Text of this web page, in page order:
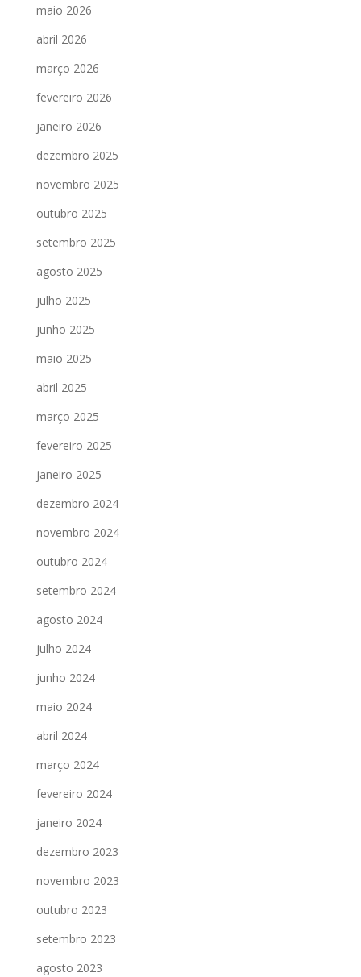
maio 2026
abril 2026
março 2026
fevereiro 2026
janeiro 2026
dezembro 2025
novembro 2025
outubro 2025
setembro 2025
agosto 2025
julho 2025
junho 2025
maio 2025
abril 2025
março 2025
fevereiro 2025
janeiro 2025
dezembro 2024
novembro 2024
outubro 2024
setembro 2024
agosto 2024
julho 2024
junho 2024
maio 2024
abril 2024
março 2024
fevereiro 2024
janeiro 2024
dezembro 2023
novembro 2023
outubro 2023
setembro 2023
agosto 2023